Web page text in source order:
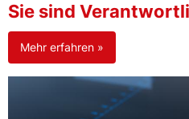
Sie sind
Mehr erfahren »